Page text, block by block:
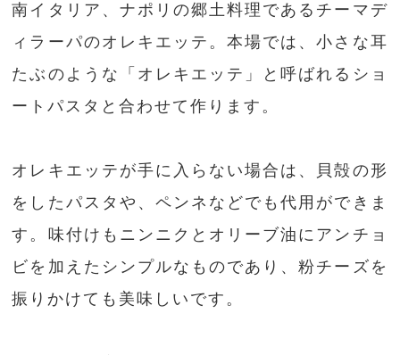
南イタリア、ナポリの郷土料理であるチーマデ
ィラーパのオレキエッテ。本場では、小さな耳
たぶのような「オレキエッテ」と呼ばれるショ
ートパスタと合わせて作ります。
オレキエッテが手に入らない場合は、貝殻の形
をしたパスタや、ペンネなどでも代用ができま
す。味付けもニンニクとオリーブ油にアンチョ
ビを加えたシンプルなものであり、粉チーズを
振りかけても美味しいです。